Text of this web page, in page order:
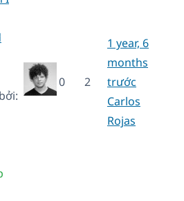
0 2
1 year, 6
months
trước
Carlos
Rojas